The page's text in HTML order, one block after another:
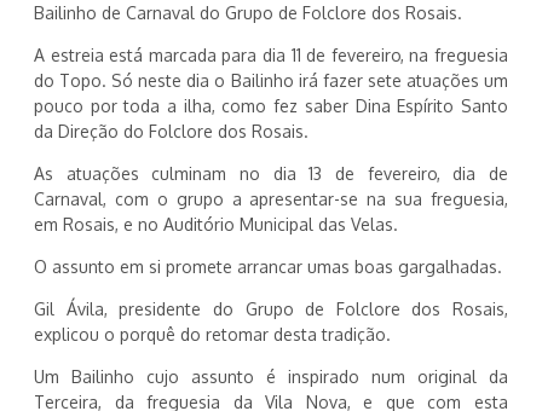
Bailinho de Carnaval do Grupo de Folclore dos Rosais.
A estreia está marcada para dia 11 de fevereiro, na freguesia
do Topo. Só neste dia o Bailinho irá fazer sete atuações um
pouco por toda a ilha, como fez saber Dina Espírito Santo
da Direção do Folclore dos Rosais.
As atuações culminam no dia 13 de fevereiro, dia de
Carnaval, com o grupo a apresentar-se na sua freguesia,
em Rosais, e no Auditório Municipal das Velas.
O assunto em si promete arrancar umas boas gargalhadas.
Gil Ávila, presidente do Grupo de Folclore dos Rosais,
explicou o porquê do retomar desta tradição.
Um Bailinho cujo assunto é inspirado num original da
Terceira, da freguesia da Vila Nova, e que com esta